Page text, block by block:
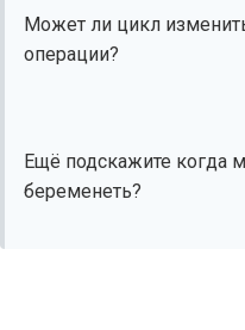
Может ли цикл
операции?
Ещё подскажите когда
беременеть?